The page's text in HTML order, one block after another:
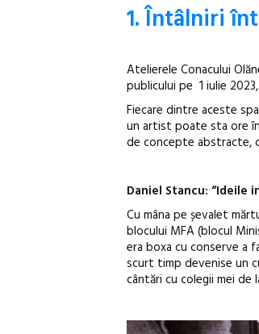
1. Întâlniri
Atelierele Conacului
publicului pe 1 iulie
Fiecare dintre aceste
un artist poate sta ore
de concepte abstracte,
Daniel Stancu:
Cu mâna pe șevalet
blocului MFA (blocul
era boxa cu conserve a
scurt timp devenise un
cântări cu colegii mei de